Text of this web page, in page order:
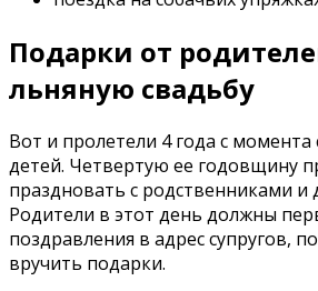
Подарки от
льняную свадьбу
Вот и пролетели 4 года с
детей. Четвертую ее годовщину
праздновать с родственниками и
Родители в этот день должны
поздравления в адрес супругов,
вручить подарки.